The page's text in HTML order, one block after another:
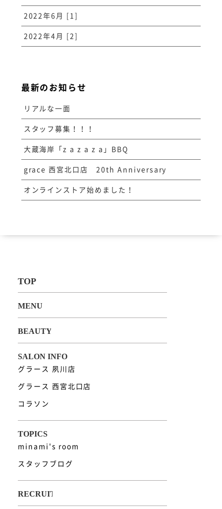
2022年6月 [1]
2022年4月 [2]
最新のお知らせ
リアルな一面
スタッフ募集！！！
大蔵海岸「z a z a z a」BBQ
grace 西宮北口店 20th Anniversary
オンラインストア始めました！
グラース 夙川店
グラース 西宮北口店
コラソン
minami's room
スタッフブログ